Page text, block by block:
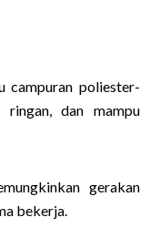
campuran poliester-
dan mampu
gerakan
bekerja.